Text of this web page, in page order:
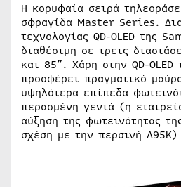
Η κορυφαία σειρά
σφραγίδα Master Series.
τεχνολογίας QD-OLED της
διαθέσιμη σε τρεις
και 85”. Χάρη στην QD-OLED
προσφέρει πραγματικό
υψηλότερα επίπεδα
περασμένη γενιά (η
αύξηση της φωτεινότητας
σχέση με την περσινή A95K)